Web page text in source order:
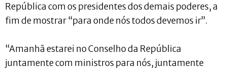
República com os presidentes dos demais poderes, a
fim de mostrar “para onde nós todos devemos ir”.
“Amanhã estarei no Conselho da República
juntamente com ministros para nós, juntamente